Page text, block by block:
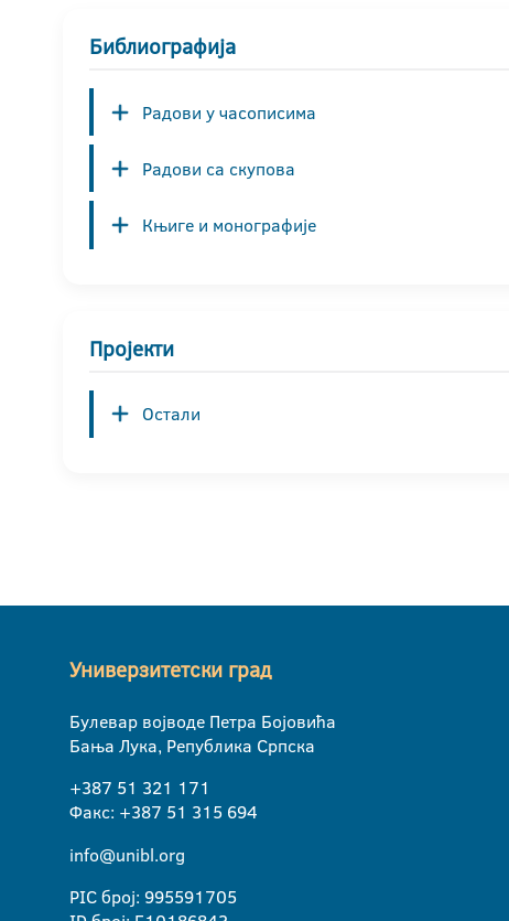
Библиографија
Радови у часописима
Радови са скупова
Књиге и монографије
Пројекти
Остали
Универзитетски град
Булевар војводе Петра Бојовића
Бања Лука, Република Српска
+387 51 321 171
Факс: +387 51 315 694
info@unibl.org
PIC број: 995591705